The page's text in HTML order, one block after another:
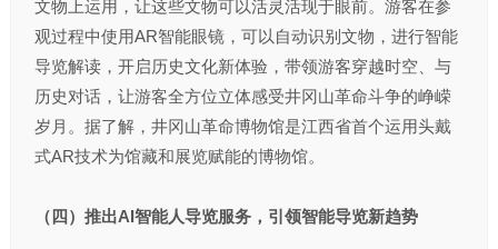
文物上运用，让这些文物可以活灵活现于眼前。游客在参
观过程中使用AR智能眼镜，可以自动识别文物，进行智能
导览解读，开启历史文化新体验，带领游客穿越时空、与
历史对话，让游客全方位立体感受井冈山革命斗争的峥嵘
岁月。据了解，井冈山革命博物馆是江西省首个运用头戴
式AR技术为馆藏和展览赋能的博物馆。
（四）推出AI智能人导览服务，引领智能导览新趋势